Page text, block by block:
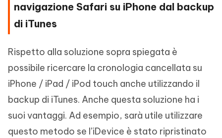
navigazione Safari su iPhone dal backup
di iTunes
Rispetto alla soluzione sopra spiegata è
possibile ricercare la cronologia cancellata su
iPhone / iPad / iPod touch anche utilizzando il
backup di iTunes. Anche questa soluzione ha i
suoi vantaggi. Ad esempio, sarà utile utilizzare
questo metodo se l’iDevice è stato ripristinato